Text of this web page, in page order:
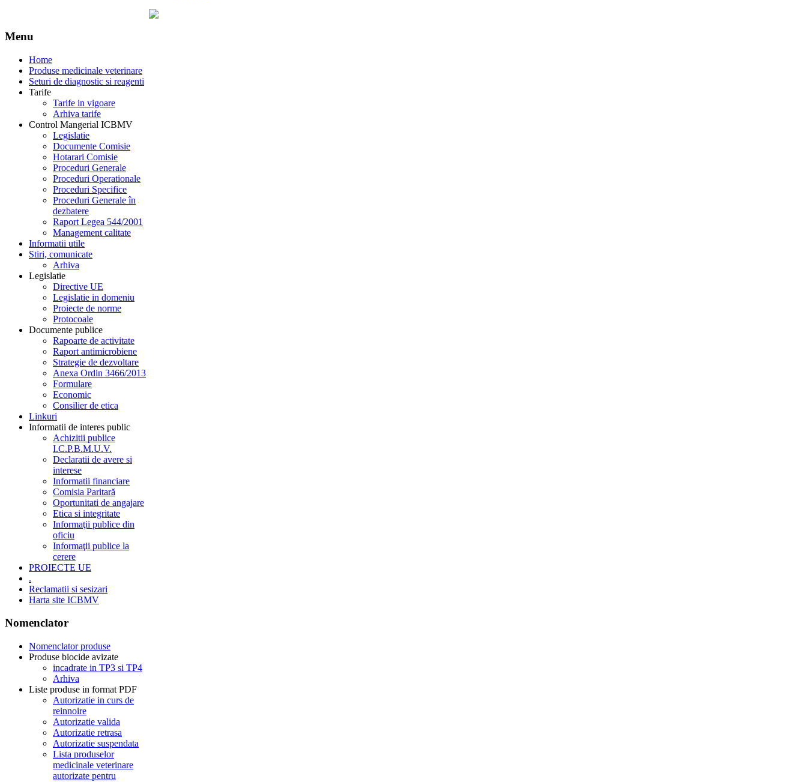
Menu
Home
Produse medicinale veterinare
Seturi de diagnostic si reagenti
Tarife
Tarife in vigoare
Arhiva tarife
Control Mangerial ICBMV
Legislatie
Documente Comisie
Hotarari Comisie
Proceduri Generale
Proceduri Operationale
Proceduri Specifice
Proceduri Generale în
dezbatere
Raport Legea 544/2001
Management calitate
Informatii utile
Stiri, comunicate
Arhiva
Legislatie
Directive UE
Legislatie in domeniu
Proiecte de norme
Protocoale
Documente publice
Rapoarte de activitate
Raport antimicrobiene
Strategie de dezvoltare
Anexa Ordin 3466/2013
Formulare
Economic
Consilier de etica
Linkuri
Informatii de interes public
Achizitii publice
I.C.P.B.M.U.V.
Declaratii de avere si
interese
Informatii financiare
Comisia Paritară
Oportunitati de angajare
Etica si integritate
Informaţii publice din
oficiu
Informaţii publice la
cerere
PROIECTE UE
.
Reclamatii si sesizari
Harta site ICBMV
Nomenclator
Nomenclator produse
Produse biocide avizate
incadrate in TP3 si TP4
Arhiva
Liste produse in format PDF
Autorizatie in curs de
reinnoire
Autorizatie valida
Autorizatie retrasa
Autorizatie suspendata
Lista produselor
medicinale veterinare
autorizate pentru